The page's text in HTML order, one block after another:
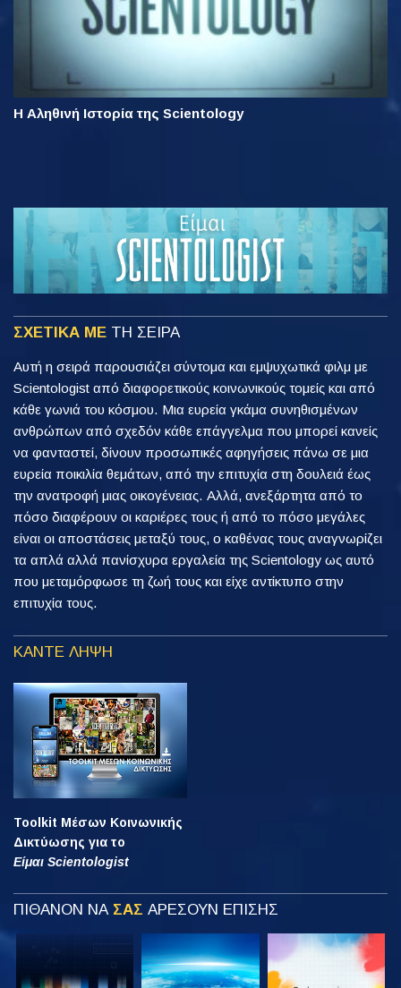
Η Αληθινή Ιστορία της Scientology
ΣΧΕΤΙΚΑ ΜΕ ΤΗ ΣΕΙΡΑ
Αυτή η σειρά παρουσιάζει σύντομα και εμψυχωτικά φιλμ με
Scientologist από διαφορετικούς κοινωνικούς τομείς και από
κάθε γωνιά του κόσμου. Μια ευρεία γκάμα συνηθισμένων
ανθρώπων από σχεδόν κάθε επάγγελμα που μπορεί κανείς
να φανταστεί, δίνουν προσωπικές αφηγήσεις πάνω σε μια
ευρεία ποικιλία θεμάτων, από την επιτυχία στη δουλειά έως
την ανατροφή μιας οικογένειας. Αλλά, ανεξάρτητα από το
πόσο διαφέρουν οι καριέρες τους ή από το πόσο μεγάλες
είναι οι αποστάσεις μεταξύ τους, ο καθένας τους αναγνωρίζει
τα απλά αλλά πανίσχυρα εργαλεία της Scientology ως αυτό
που μεταμόρφωσε τη ζωή τους και είχε αντίκτυπο στην
επιτυχία τους.
ΚΑΝΤΕ ΛΗΨΗ
Toolkit Μέσων Κοινωνικής
Δικτύωσης για το
Είμαι Scientologist
ΠΙΘΑΝΟΝ ΝΑ ΣΑΣ ΑΡΕΣΟΥΝ ΕΠΙΣΗΣ